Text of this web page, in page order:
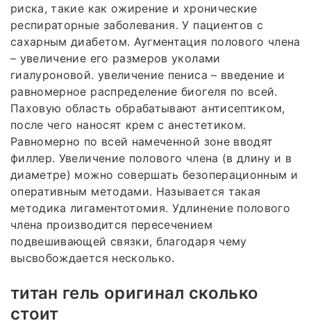
риска, такие как ожирение и хронические
респираторные заболевания. У пациентов с
сахарным диабетом. Аугментация полового члена
– увеличение его размеров уколами
гиалуроновой. увеличение пениса – введение и
равномерное распределение биогеля по всей.
Паховую область обрабатывают антисептиком,
после чего наносят крем с анестетиком.
Равномерно по всей намеченной зоне вводят
филлер. Увеличение полового члена (в длину и в
диаметре) можно совершать безоперационным и
оперативным методами. Называется такая
методика лигаментотомия. Удлинение полового
члена производится пересечением
подвешивающей связки, благодаря чему
высвобождается несколько.
титан гель оригинал сколько
стоит